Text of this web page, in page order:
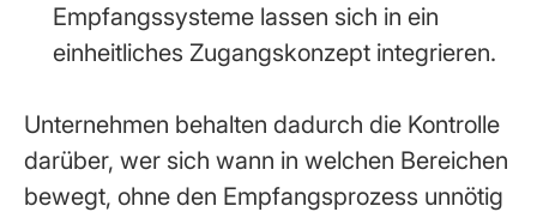
Empfangssysteme lassen sich in ein
einheitliches Zugangskonzept integrieren.
Unternehmen behalten dadurch die Kontrolle
darüber, wer sich wann in welchen Bereichen
bewegt, ohne den Empfangsprozess unnötig